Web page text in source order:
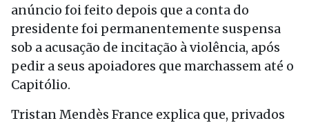
anúncio foi feito depois que a conta do
presidente foi permanentemente suspensa
sob a acusação de incitação à violência, após
pedir a seus apoiadores que marchassem até o
Capitólio.
Tristan Mendès France explica que, privados